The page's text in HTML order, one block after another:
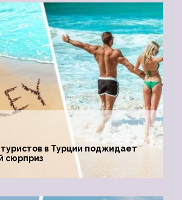
туристов в Турции поджидает
сюрприз